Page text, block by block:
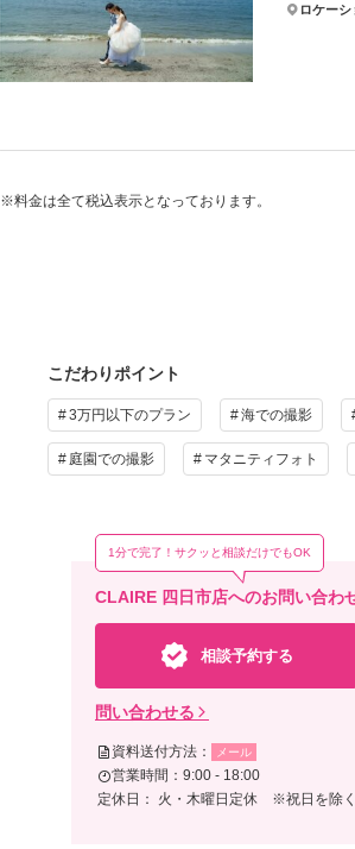
プラン
ードアッ
ロケーシ
早期予
その他含
※料金は全て税込表示となっております。
こだわりポイント
3万円以下のプラン 海での撮影
庭園での撮影 マタニティフォト
CLAIRE 四日市店へのお問い合わ
1分で完了！サクッと相談だけでもOK
相談予約する
問い合わせる
資料送付方法： メール
営業時間：9:00 - 18:00
定休日： 火・木曜日定休 ※祝日を除く